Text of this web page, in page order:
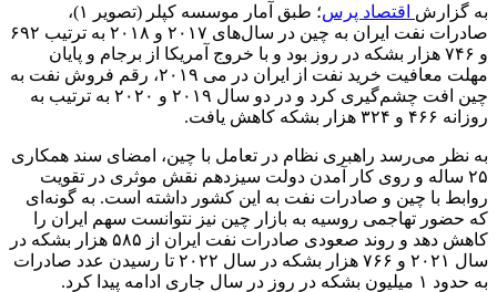
به گزارش اقتصاد پرس
؛ طبق آمار موسسه کپلر (تصویر ۱)،
صادرات نفت ایران به چین در سال‌های ۲۰۱۷ و ۲۰۱۸ به ترتیب ۶۹۲
و ۷۴۶ هزار بشکه در روز بود و با خروج آمریکا از برجام و پایان
مهلت معافیت خرید نفت از ایران در می ۲۰۱۹، رقم فروش نفت به
چین افت چشم‌گیری کرد و در دو سال ۲۰۱۹ و ۲۰۲۰ به ترتیب به
روزانه ۴۶۶ و ۳۲۴ هزار بشکه کاهش یافت.
به نظر می‌رسد راهبری نظام در تعامل با چین، امضای سند همکاری
۲۵ ساله و روی کار آمدن دولت سیزدهم نقش موثری در تقویت
روابط با چین و صادرات نفت به این کشور داشته است. به گونه‌ای
که حضور تهاجمی روسیه به بازار چین نیز نتوانست سهم ایران را
کاهش دهد و روند صعودی صادرات نفت ایران از ۵۸۵ هزار بشکه در
سال ۲۰۲۱ و ۷۶۶ هزار بشکه در سال ۲۰۲۲ تا رسیدن عدد صادرات
به حدود ۱ میلیون بشکه در روز در سال جاری ادامه پیدا کرد.